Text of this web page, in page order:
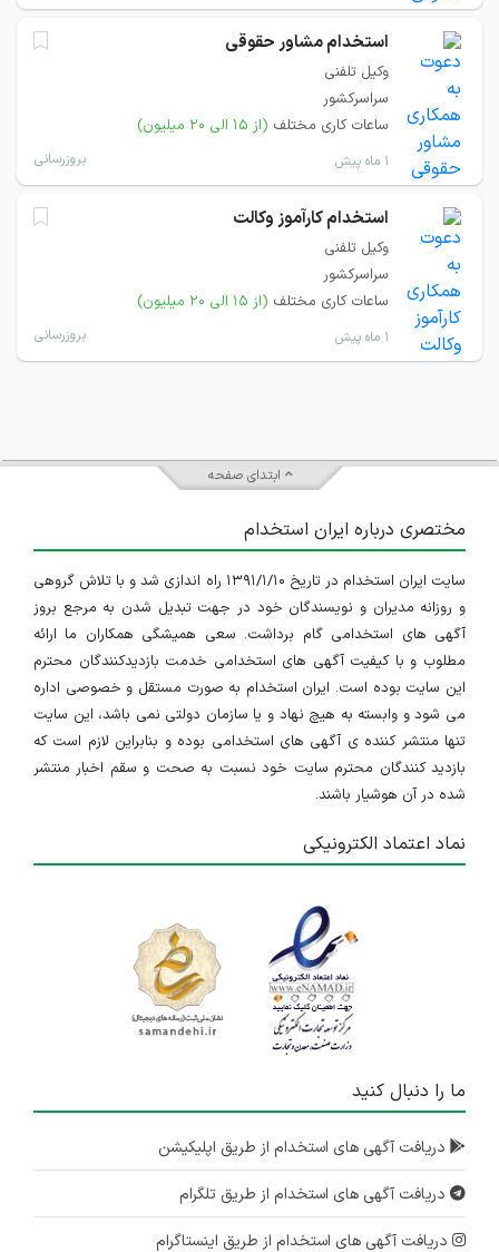
استخدام مشاور حقوقی
وکیل تلفنی
سراسرکشور
ساعات کاری مختلف (از ۱۵ الی ۲۰ میلیون)
۱ ماه پیش بروزرسانی
استخدام کارآموز وکالت
وکیل تلفنی
سراسرکشور
ساعات کاری مختلف (از ۱۵ الی ۲۰ میلیون)
۱ ماه پیش بروزرسانی
ابتدای صفحه
مختصری درباره ایران استخدام
سایت ایران استخدام در تاریخ ۱۳۹۱/۱/۱۰ راه اندازی شد و با تلاش گروهی
و روزانه مدیران و نویسندگان خود در جهت تبدیل شدن به مرجع بروز
آگهی های استخدامی گام برداشت. سعی همیشگی همکاران ما ارائه
مطلوب و با کیفیت آگهی های استخدامی خدمت بازدیدکنندگان محترم
این سایت بوده است. ایران استخدام به صورت مستقل و خصوصی اداره
می شود و وابسته به هیچ نهاد و یا سازمان دولتی نمی باشد، این سایت
تنها منتشر کننده ی آگهی های استخدامی بوده و بنابراین لازم است که
بازدید کنندگان محترم سایت خود نسبت به صحت و سقم اخبار منتشر
شده در آن هوشیار باشند.
نماد اعتماد الکترونیکی
ما را دنبال کنید
دریافت آگهی های استخدام از طریق اپلیکیشن
دریافت آگهی های استخدام از طریق تلگرام
دریافت آگهی های استخدام از طریق اینستاگرام